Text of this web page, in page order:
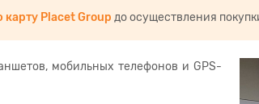
карту Placet Group до осуществления
мобильных телефонов и GPS-